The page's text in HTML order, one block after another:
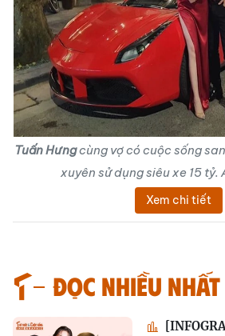
Tuấn Hưngcùng vợ có cuộc sống
xuyên sử dụng siêu xe 15 tỷ.
Xem chi tiết
Đọc nhiều nhất